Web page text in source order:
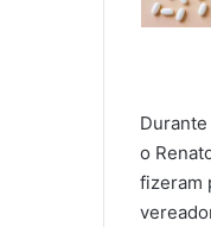
o
fizeram